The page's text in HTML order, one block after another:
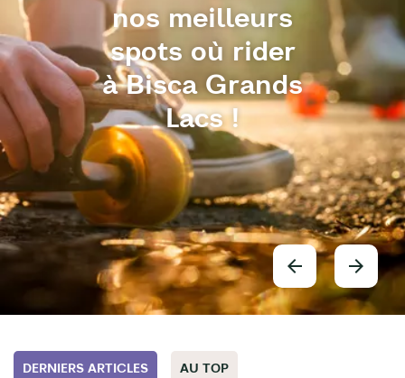
nos meilleurs
spots où rider
à Bisca Grands
Lacs !
DERNIERS ARTICLES AU TOP